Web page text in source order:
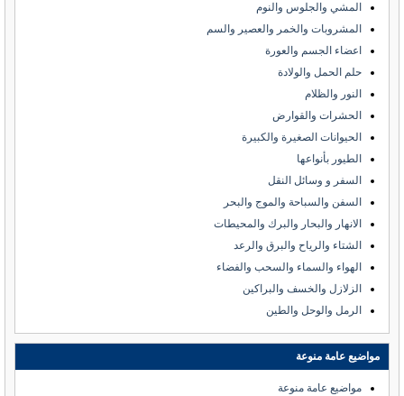
المشي والجلوس والنوم
المشروبات والخمر والعصير والسم
اعضاء الجسم والعورة
حلم الحمل والولادة
النور والظلام
الحشرات والقوارض
الحيوانات الصغيرة والكبيرة
الطيور بأنواعها
السفر و وسائل النقل
السفن والسباحة والموج والبحر
الانهار والبحار والبرك والمحيطات
الشتاء والرياح والبرق والرعد
الهواء والسماء والسحب والفضاء
الزلازل والخسف والبراكين
الرمل والوحل والطين
مواضيع عامة منوعة
مواضيع عامة منوعة